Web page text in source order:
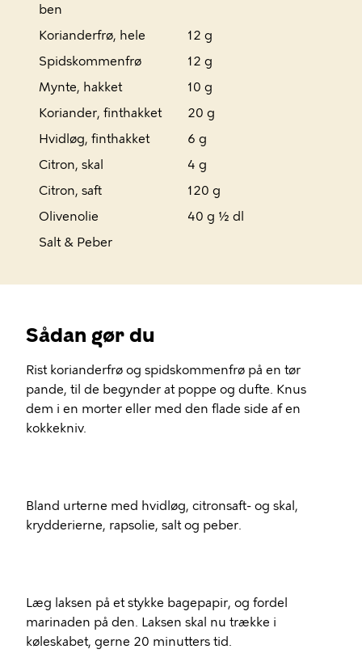
ben
Korianderfrø, hele
12 g
Spidskommenfrø
12 g
Mynte, hakket
10 g
Koriander, finthakket
20 g
Hvidløg, finthakket
6 g
Citron, skal
4 g
Citron, saft
120 g
Olivenolie
40 g ½ dl
Salt & Peber
Sådan gør du
Rist korianderfrø og spidskommenfrø på en tør
pande, til de begynder at poppe og dufte. Knus
dem i en morter eller med den flade side af en
kokkekniv.
Bland urterne med hvidløg, citronsaft- og skal,
krydderierne, rapsolie, salt og peber.
Læg laksen på et stykke bagepapir, og fordel
marinaden på den. Laksen skal nu trække i
køleskabet, gerne 20 minutters tid.